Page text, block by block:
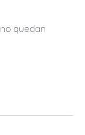
quedan